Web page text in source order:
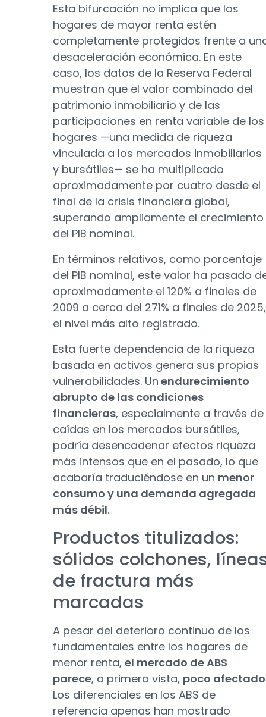
Esta bifurcación no implica que los
hogares de mayor renta estén
completamente protegidos frente a
desaceleración económica. En este
caso, los datos de la Reserva Federal
muestran que el valor combinado del
patrimonio inmobiliario y de las
participaciones en renta variable de los
hogares —una medida de riqueza
vinculada a los mercados inmobiliarios
y bursátiles— se ha multiplicado
aproximadamente por cuatro desde el
final de la crisis financiera global,
superando ampliamente el crecimiento
del PIB nominal.
En términos relativos, como porcentaje
del PIB nominal, este valor ha pasado
aproximadamente el 120% a finales de
2009 a cerca del 271% a finales de 2025,
el nivel más alto registrado.
Esta fuerte dependencia de la riqueza
basada en activos genera sus propias
vulnerabilidades. Un endurecimiento
abrupto de las condiciones
financieras, especialmente a través de
caídas en los mercados bursátiles,
podría desencadenar efectos riqueza
más intensos que en el pasado, lo que
acabaría traduciéndose en un menor
consumo y una demanda agregada
más débil.
Productos titulizados:
sólidos colchones,
de fractura más
marcadas
A pesar del deterioro continuo de los
fundamentales entre los hogares de
menor renta, el mercado de ABS
parece, a primera vista, poco afectado
Los diferenciales en los ABS de
referencia apenas han mostrado